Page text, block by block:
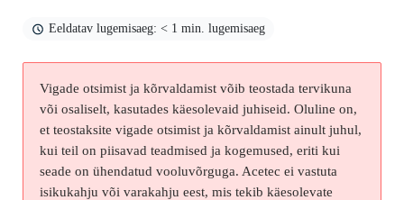
Eeldatav lugemisaeg: < 1 min. lugemisaeg
Vigade otsimist ja kõrvaldamist võib teostada tervikuna
või osaliselt, kasutades käesolevaid juhiseid. Oluline on,
et teostaksite vigade otsimist ja kõrvaldamist ainult juhul,
kui teil on piisavad teadmised ja kogemused, eriti kui
seade on ühendatud vooluvõrguga. Acetec ei vastuta
isikukahju või varakahju eest, mis tekib käesolevate